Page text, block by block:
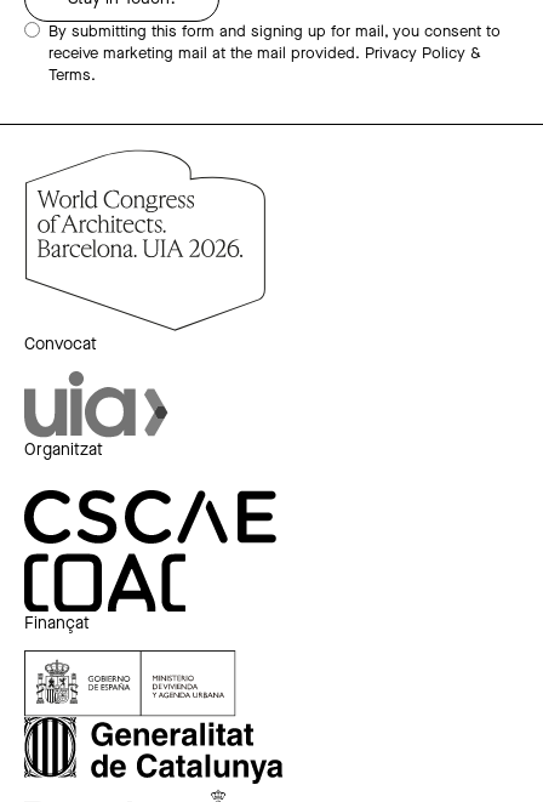
By submitting this form and signing up for mail, you consent to
receive marketing mail at the mail provided. Privacy Policy &
Terms.
Convocat
Organitzat
Finançat